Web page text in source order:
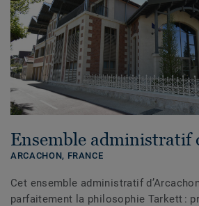
Ensemble administratif
ARCACHON, FRANCE
Cet ensemble administratif
parfaitement la philosophie Tarkett :